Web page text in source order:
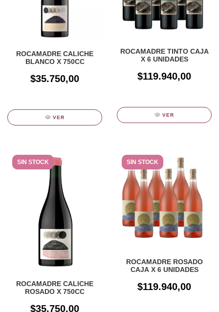
ROCAMADRE CALICHE
BLANCO X 750CC
$35.750,00
VER
ROCAMADRE TINTO CAJA
X 6 UNIDADES
$119.940,00
VER
SIN STOCK
ROCAMADRE CALICHE
ROSADO X 750CC
$35.750,00
SIN STOCK
ROCAMADRE ROSADO
CAJA X 6 UNIDADES
$119.940,00